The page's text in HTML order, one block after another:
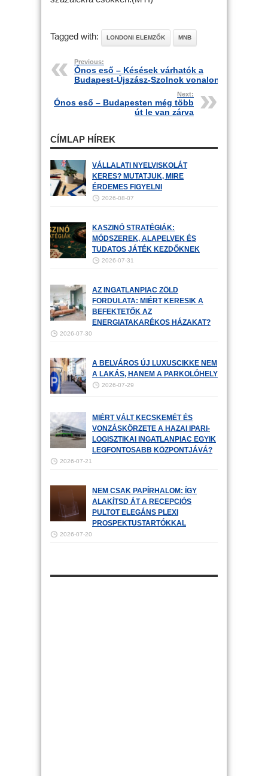
Tagged with: LONDONI ELEMZŐK MNB
Previous:
Ónos eső – Késések várhatók a
Budapest-Újszász-Szolnok vonalon
Next:
Ónos eső – Budapesten még több
út le van zárva
CÍMLAP HÍREK
VÁLLALATI NYELVISKOLÁT
KERES? MUTATJUK, MIRE
ÉRDEMES FIGYELNI
2026-08-07
KASZINÓ STRATÉGIÁK:
MÓDSZEREK, ALAPELVEK ÉS
TUDATOS JÁTÉK KEZDŐKNEK
2026-07-31
AZ INGATLANPIAC ZÖLD
FORDULATA: MIÉRT KERESIK A
BEFEKTETŐK AZ
ENERGIATAKARÉKOS HÁZAKAT?
2026-07-30
A BELVÁROS ÚJ LUXUSCIKKE NEM
A LAKÁS, HANEM A PARKOLÓHELY
2026-07-29
MIÉRT VÁLT KECSKEMÉT ÉS
VONZÁSKÖRZETE A HAZAI IPARI-
LOGISZTIKAI INGATLANPIAC EGYIK
LEGFONTOSABB KÖZPONTJÁVÁ?
2026-07-21
NEM CSAK PAPÍRHALOM: ÍGY
ALAKÍTSD ÁT A RECEPCIÓS
PULTOT ELEGÁNS PLEXI
PROSPEKTUSTARTÓKKAL
2026-07-20